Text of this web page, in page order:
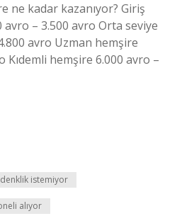
ne kadar kazanıyor? Giriş
avro – 3.500 avro Orta seviye
avro Uzman hemşire
Kıdemli hemşire 6.000 avro –
istemiyor
alıyor